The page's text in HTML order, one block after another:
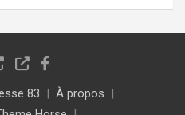
83
À propos